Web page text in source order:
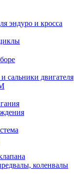
эндуро и кросса
сальники двигателя
коленвалы